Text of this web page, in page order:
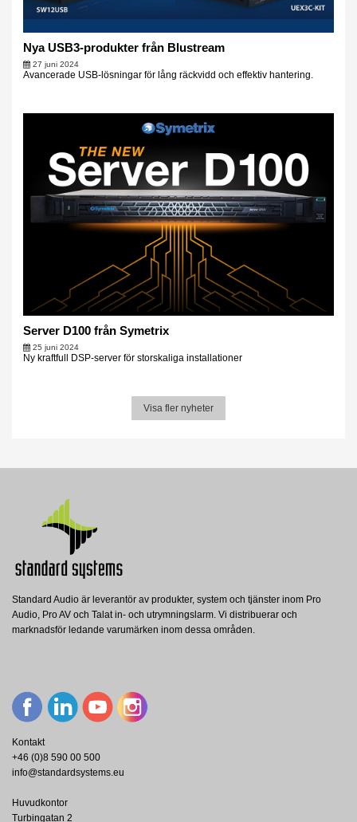
Nya USB3-produkter från Blustream
27 juni 2024
Avancerade USB-lösningar för lång räckvidd och effektiv hantering.
Server D100 från Symetrix
25 juni 2024
Ny kraftfull DSP-server för storskaliga installationer
Visa fler nyheter
Standard Audio är leverantör av produkter, system och tjänster inom Pro
Audio, Pro AV och Talat in- och utrymningslarm. Vi distribuerar och
marknadsför ledande varumärken inom dessa områden.
Kontakt
+46 (0)8 590 00 500
info@standardsystems.eu
Huvudkontor
Turbingatan 2